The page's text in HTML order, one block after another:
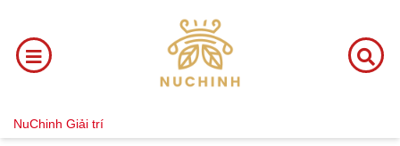
NuChinh Giải trí